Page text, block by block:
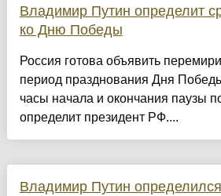
Владимир Путин определит
ко Дню Победы
Россия готова объявить
период празднования Дня
часы начала и окончания паузы
определит президент РФ....
Владимир Путин